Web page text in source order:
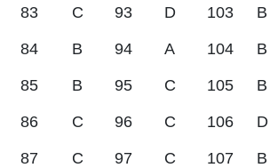
83 C 93 D 103 B
84 B 94 A 104 B
85 B 95 C 105 B
86 C 96 C 106 D
87 C 97 C 107 B